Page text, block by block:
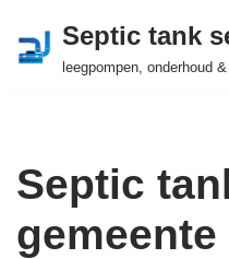
Ga
Septic tank
leegpompen, onderhoud
Septic
gemeente